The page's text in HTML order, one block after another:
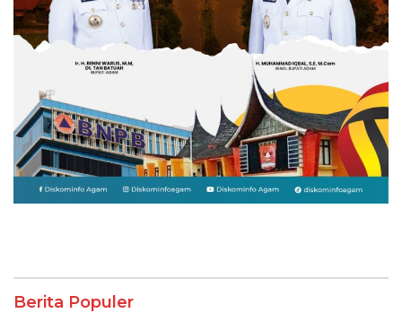
Berita Populer